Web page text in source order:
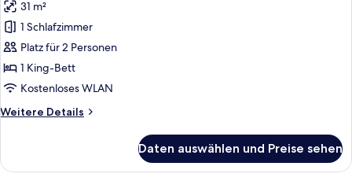
für
Deluxe-
Zimmer,
1 King-
Bett
31 m²
1 Schlafzimmer
Platz für 2 Personen
1 King-Bett
Kostenloses WLAN
Weitere Details
Weitere
Zimmer,
Daten auswählen und Preise sehen